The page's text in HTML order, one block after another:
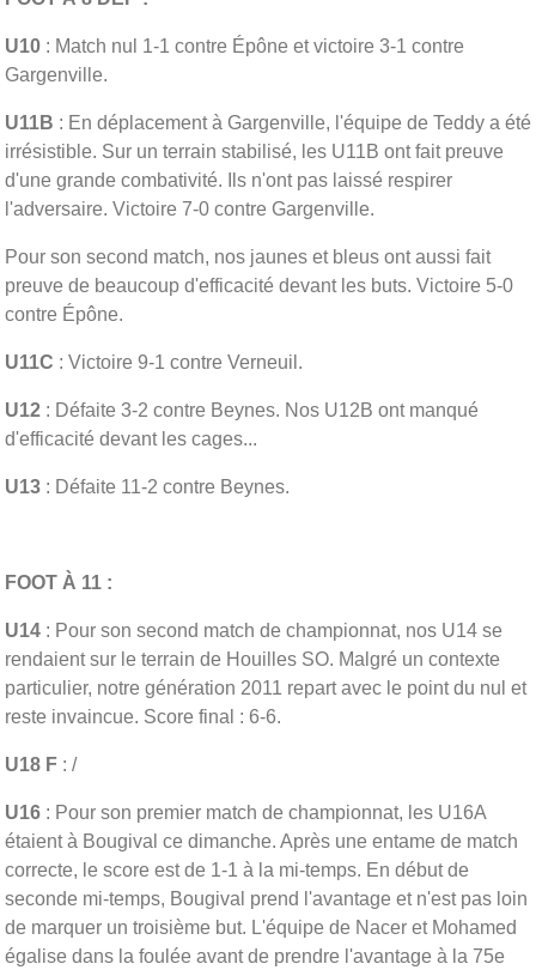
U10 : Match nul 1-1 contre Épône et victoire 3-1 contre
Gargenville.
U11B : En déplacement à Gargenville, l'équipe de Teddy a été
irrésistible. Sur un terrain stabilisé, les U11B ont fait preuve
d'une grande combativité. Ils n'ont pas laissé respirer
l'adversaire. Victoire 7-0 contre Gargenville.
Pour son second match, nos jaunes et bleus ont aussi fait
preuve de beaucoup d'efficacité devant les buts. Victoire 5-0
contre Épône.
U11C : Victoire 9-1 contre Verneuil.
U12 : Défaite 3-2 contre Beynes. Nos U12B ont manqué
d'efficacité devant les cages...
U13 : Défaite 11-2 contre Beynes.
FOOT À 11 :
U14 : Pour son second match de championnat, nos U14 se
rendaient sur le terrain de Houilles SO. Malgré un contexte
particulier, notre génération 2011 repart avec le point du nul et
reste invaincue. Score final : 6-6.
U18 F : /
U16 : Pour son premier match de championnat, les U16A
étaient à Bougival ce dimanche. Après une entame de match
correcte, le score est de 1-1 à la mi-temps. En début de
seconde mi-temps, Bougival prend l'avantage et n'est pas loin
de marquer un troisième but. L'équipe de Nacer et Mohamed
égalise dans la foulée avant de prendre l'avantage à la 75e